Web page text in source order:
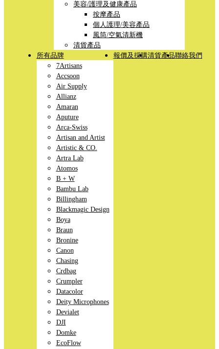
美容/護理及健康產品
按摩產品
個人護理/美容產品
風筒/空氣清新機
清貨產品
所有品牌
7Artisans
Accsoon
Air Supply
Allianz
Amaran
Aputure
Arca-Swiss
Artisan and Artist
Artistic & CO.
Artra Lab
Atomos
B + W
Bambu Lab
Billingham
Blackmagic Design
Boya
Braun
Bronine
Canon
Chasing
Crdbag
Crumpler
Datacolor
Deity Microphones
Devialet
DJI
Domke
EcoFlow
報價及採購清貨產品聯絡我們